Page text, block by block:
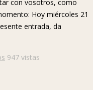
con vosotros, como
Hoy miércoles 21
entrada, da
947 vistas